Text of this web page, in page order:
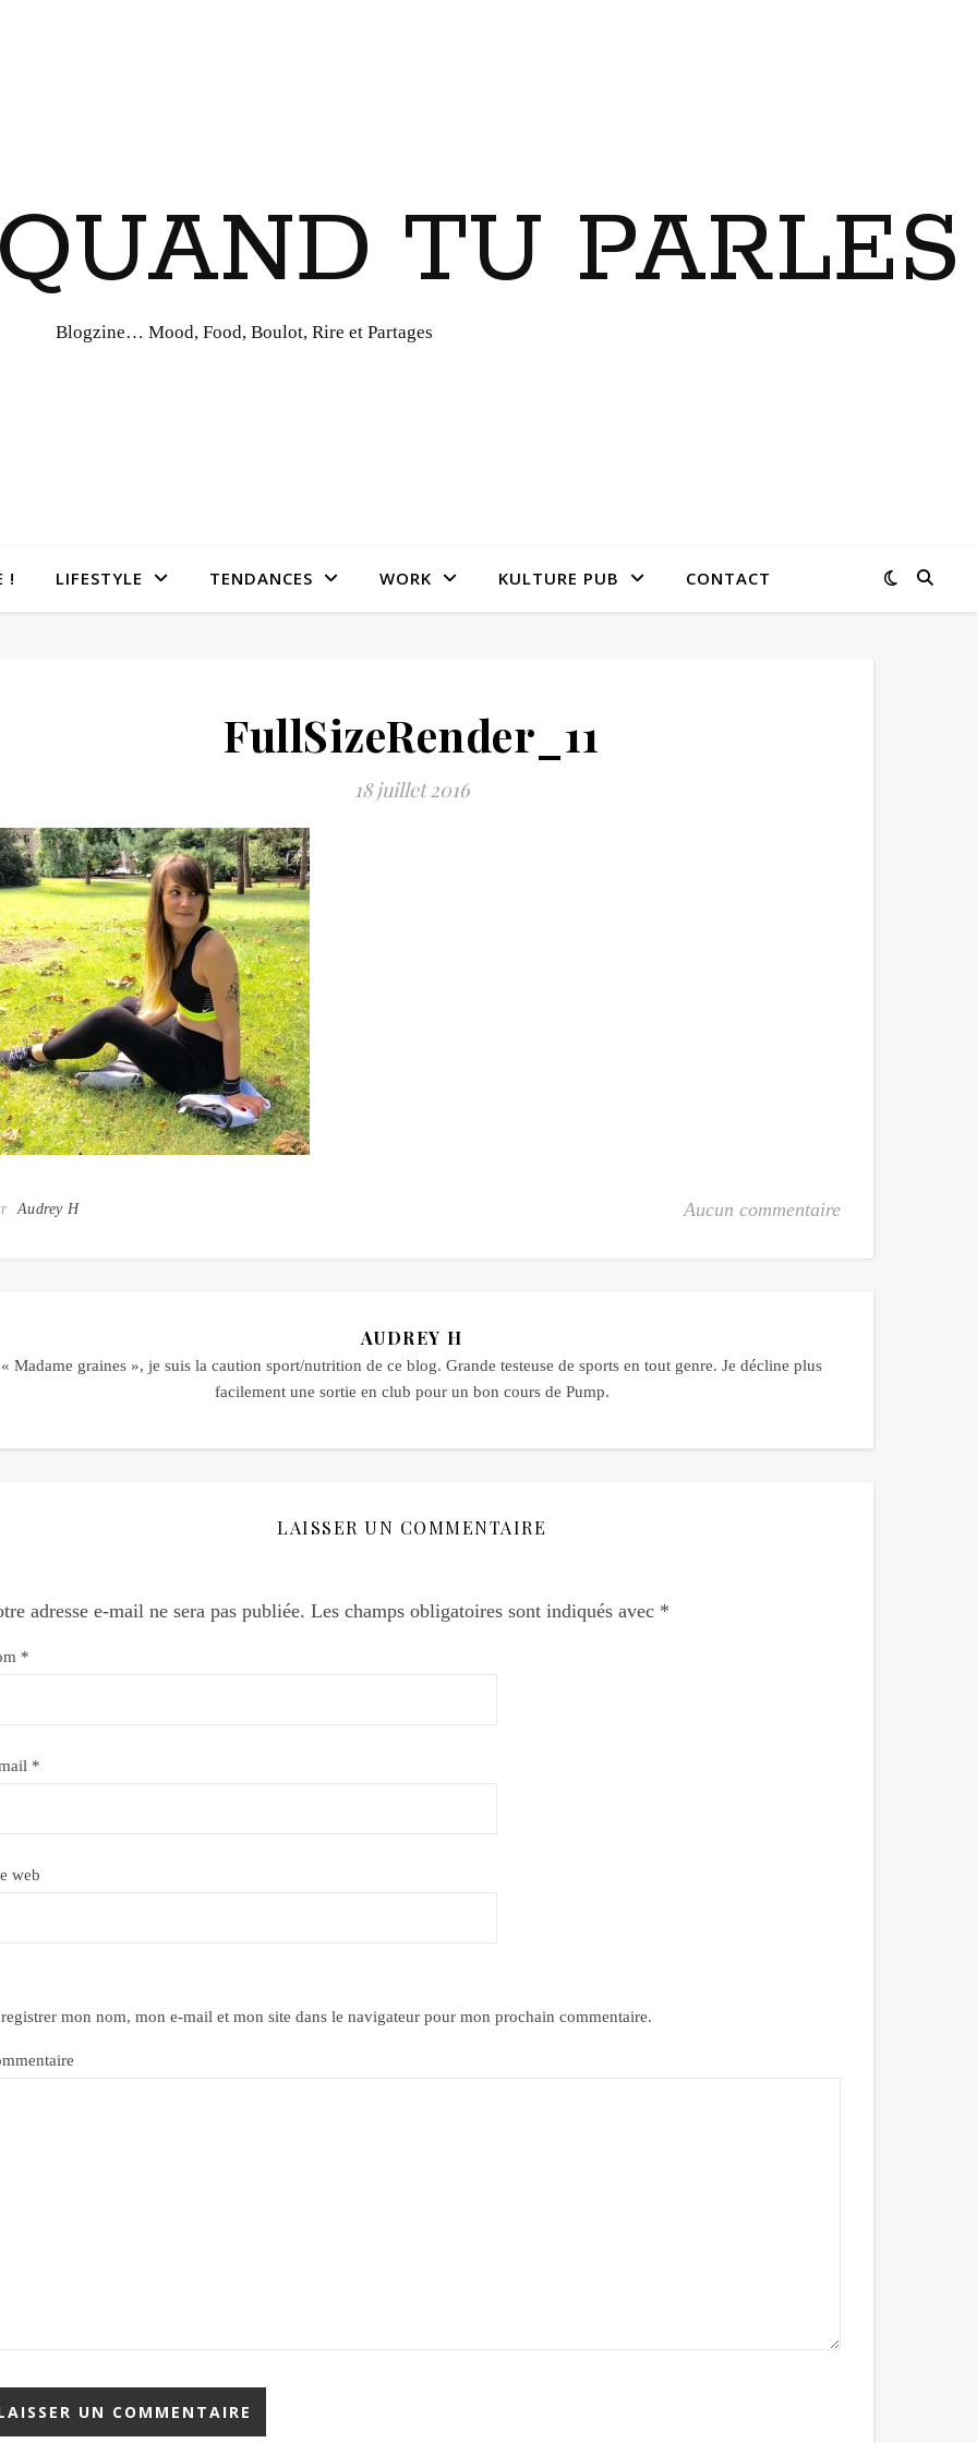
TU PARLES
Blogzine… Mood, Food, Boulot, Rire et Partages
! LIFESTYLE TENDANCES WORK KULTURE PUB CONTACT
FullSizeRender_11
18 juillet 2016
Audrey H Aucun commentaire
AUDREY H
« Madame graines », je suis la caution sport/nutrition de ce blog. Grande testeuse de sports en tout genre. Je décline plus
facilement une sortie en club pour un bon cours de Pump.
LAISSER UN COMMENTAIRE
adresse e-mail ne sera pas publiée. Les champs obligatoires sont indiqués avec *
*
*
web
mon nom, mon e-mail et mon site dans le navigateur pour mon prochain commentaire.